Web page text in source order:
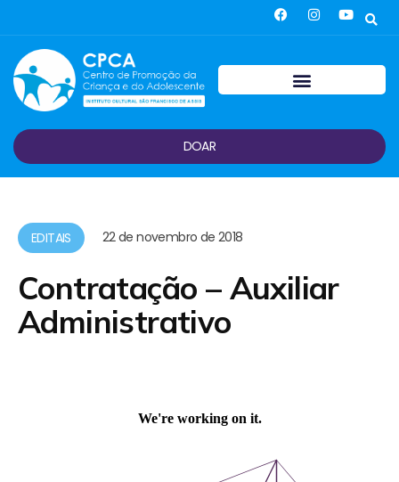
DOAR
EDITAIS 22 de novembro de 2018
Contratação – Auxiliar
Administrativo